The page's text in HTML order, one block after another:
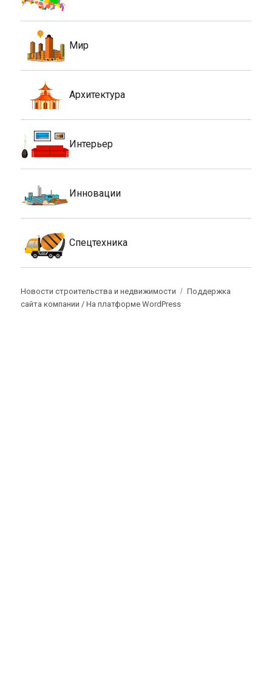
Мир
Архитектура
Интерьер
Инновации
Спецтехника
Новости строительства и недвижимости
Поддержка
сайта компании /На платформе WordPress